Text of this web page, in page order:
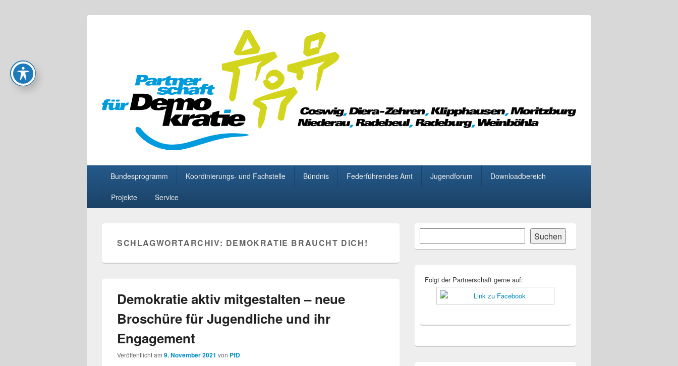
Partnerschaft für Demokratie
Bundesprogramm Koordinierungs- und Fachstelle Bündnis Federführendes Amt Jugendforum Downloadbereich
Projekte Service
SCHLAGWORTARCHIV: DEMOKRATIE BRAUCHT DICH!
Demokratie aktiv mitgestalten – neue
Broschüre für Jugendliche und ihr
Engagement
Veröffentlicht am 9. November 2021 von PfD
Primärer
Widgetbereich
Suchen
Folgt der Partnerschaft gerne auf: